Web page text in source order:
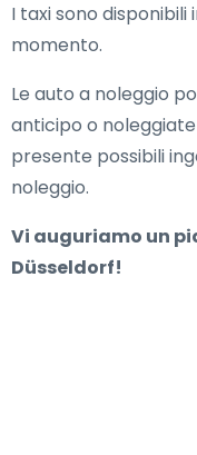
I taxi sono
momento.
Le auto a noleggio
anticipo o
presente possibili
noleggio.
Vi auguriamo un
Düsseldorf!